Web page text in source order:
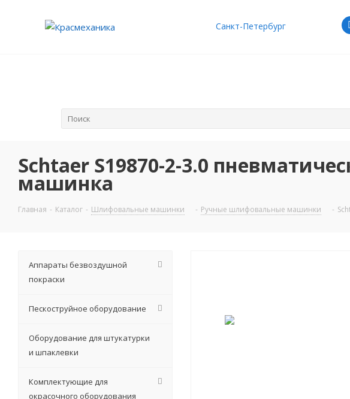
Санкт-Петербург
Schtaer S19870-2-3.0
машинка
Главная - Каталог - Шлифовальные машинки - Ручные шлифовальные машинки -
Аппараты безвоздушной
покраски
Пескоструйное оборудование
Оборудование для штукатурки
и шпаклевки
Комплектующие для
окрасочного оборудования